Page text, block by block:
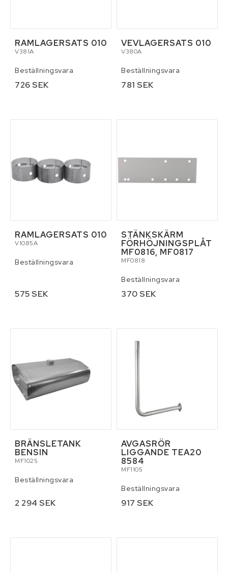
RAMLAGERSATS 010
V381A
Beställningsvara
726 SEK
VEVLAGERSATS 010
V380A
Beställningsvara
781 SEK
RAMLAGERSATS 010
V1085A
Beställningsvara
575 SEK
STÄNKSKÄRM
FÖRHÖJNINGSPLÅT
MF0816, MF0817
MF0818
Beställningsvara
370 SEK
BRÄNSLETANK
BENSIN
MF1025
Beställningsvara
2 294 SEK
AVGASRÖR
LIGGANDE TEA20
8584
MF1105
Beställningsvara
917 SEK